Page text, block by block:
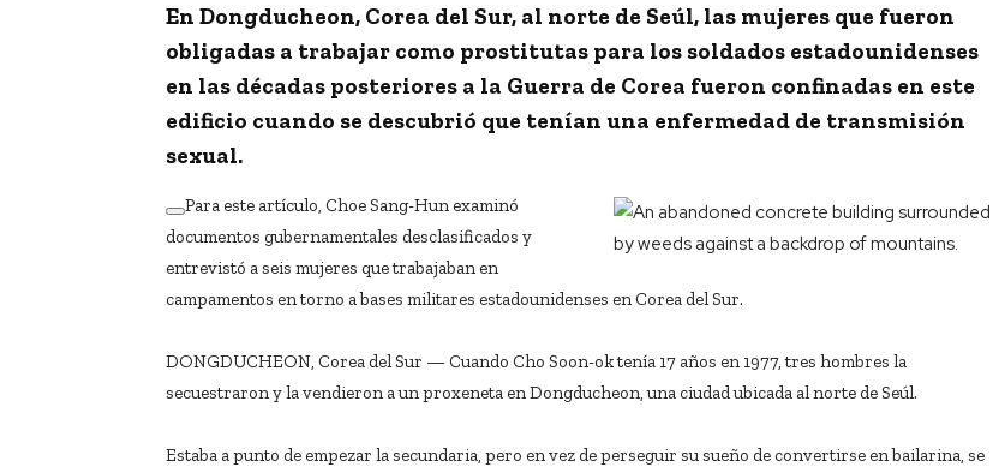
En Dongducheon, Corea del Sur, al norte de Seúl, las mujeres que fueron
obligadas a trabajar como prostitutas para los soldados estadounidenses
en las décadas posteriores a la Guerra de Corea fueron confinadas en este
edificio cuando se descubrió que tenían una enfermedad de transmisión
sexual.
Para este artículo, Choe Sang-Hun examinó
documentos gubernamentales desclasificados y
entrevistó a seis mujeres que trabajaban en
campamentos en torno a bases militares estadounidenses en Corea del Sur.
DONGDUCHEON, Corea del Sur — Cuando Cho Soon-ok tenía 17 años en 1977, tres hombres la
secuestraron y la vendieron a un proxeneta en Dongducheon, una ciudad ubicada al norte de Seúl.
Estaba a punto de empezar la secundaria, pero en vez de perseguir su sueño de convertirse en bailarina, se